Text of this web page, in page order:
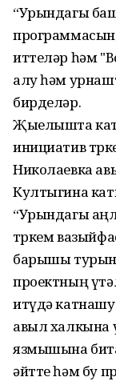
“Урындагы
иттеләр һәм
алу һәм
бирделәр.
Җыелышта
инициатив
Николаевка
Култыгина
“Урындагы
төркем
барышы
проектның
итүдә
авыл халкына
язмышына
әйтте һәм бу